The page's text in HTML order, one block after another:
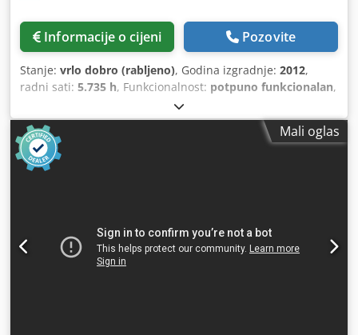
Informacije o cijeni Pozovite
Stanje: vrlo dobro (rabljeno), Godina izgradnje: 2012,
radni sati: 5.735 h, Funkcionalnost: potpuno funkcionalan,
Mali oglas